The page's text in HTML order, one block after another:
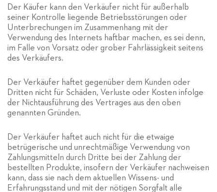
Der Käufer kann den Verkäufer nicht für außerhalb
seiner Kontrolle liegende Betriebsstörungen oder
Unterbrechungen im Zusammenhang mit der
Verwendung des Internets haftbar machen, es sei denn,
im Falle von Vorsatz oder grober Fahrlässigkeit seitens
des Verkäufers.
Der Verkäufer haftet gegenüber dem Kunden oder
Dritten nicht für Schäden, Verluste oder Kosten infolge
der Nichtausführung des Vertrages aus den oben
genannten Gründen.
Der Verkäufer haftet auch nicht für die etwaige
betrügerische und unrechtmäßige Verwendung von
Zahlungsmitteln durch Dritte bei der Zahlung der
bestellten Produkte, insofern der Verkäufer nachweisen
kann, dass sie nach dem aktuellen Wissens- und
Erfahrungsstand und mit der nötigen Sorgfalt alle